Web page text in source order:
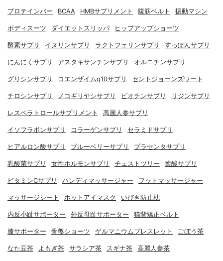
プロテインバー BCAA HMBサプリメント 腹筋ベルト 振動マシン
ボディスーツ ダイエットスリッパ ヒップアップショーツ
酵素サプリ イヌリンサプリ ラクトフェリンサプリ すっぽんサプリ
にんにくサプリ アスタキサンチンサプリ オルニチンサプリ
グリシンサプリ コエンザイムq10サプリ セントジョーンズワート
チロシンサプリ ノコギリヤシサプリ ビオチンサプリ リジンサプリ
レスベラトロールサプリメント 高麗人参サプリ
イソフラボンサプリ コラーゲンサプリ セラミドサプリ
ヒアルロン酸サプリ ブルーベリーサプリ プラセンタサプリ
乳酸菌サプリ 女性ホルモンサプリ チェストツリー 葉酸サプリ
ビタミンCサプリ ハンディマッサージャー フットマッサージャー
マッサージシート ホットアイマスク いびき防止枕
内反小趾サポーター 外反母趾サポーター 猫背矯正ベルト
膝サポーター 骨盤ショーツ ゲルマニウムブレスレット ごぼう茶
なた豆茶 よもぎ茶 サラシア茶 スギナ茶 高麗人参茶